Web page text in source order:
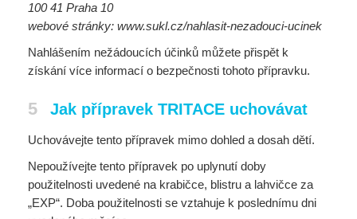
100 41 Praha 10
webové stránky: www.sukl.cz/nahlasit-nezadouci-ucinek
Nahlášením nežádoucích účinků můžete přispět k
získání více informací o bezpečnosti tohoto přípravku.
5 Jak přípravek TRITACE uchovávat
Uchovávejte tento přípravek mimo dohled a dosah dětí.
Nepoužívejte tento přípravek po uplynutí doby
použitelnosti uvedené na krabičce, blistru a lahvičce za
„EXP“. Doba použitelnosti se vztahuje k poslednímu dni